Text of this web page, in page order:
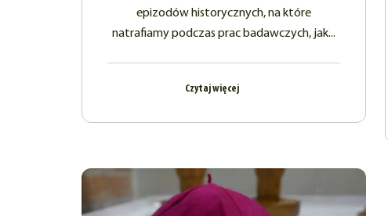
epizodów historycznych, na które
natrafiamy podczas prac badawczych, jak...
Czytaj więcej